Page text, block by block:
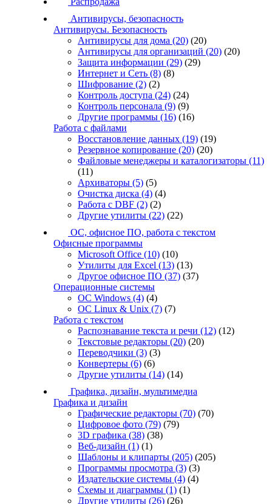
Антивирусы, безопасность
Антивирусы. Безопасность
Антивирусы для дома (20) (20)
Антивирусы для организаций (20) (20)
Защита информации (29) (29)
Интернет и Сеть (8) (8)
Шифрование (2) (2)
Контроль доступа (24) (24)
Контроль персонала (9) (9)
Другие программы (16) (16)
Работа с файлами
Восстановление данных (19) (19)
Резервное копирование (20) (20)
Файловые менеджеры и каталогизаторы (11)
(11)
Архиваторы (5) (5)
Очистка диска (4) (4)
Работа с DBF (2) (2)
Другие утилиты (22) (22)
ОС, офисное ПО, работа с текстом
Офисные программы
Microsoft Office (10) (10)
Утилиты для Excel (13) (13)
Другое офисное ПО (37) (37)
Операционные системы
ОС Windows (4) (4)
ОС Linux & Unix (7) (7)
Работа с текстом
Распознавание текста и речи (12) (12)
Текстовые редакторы (20) (20)
Переводчики (3) (3)
Конвертеры (6) (6)
Другие утилиты (14) (14)
Графика, дизайн, мультимедиа
Графика и дизайн
Графические редакторы (70) (70)
Цифровое фото (79) (79)
3D графика (38) (38)
Веб-дизайн (1) (1)
Шаблоны и клипарты (205) (205)
Программы просмотра (3) (3)
Издательские системы (4) (4)
Схемы и диаграммы (1) (1)
Другие утилиты (26) (26)